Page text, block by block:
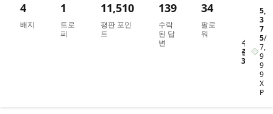
배지
4
트로
피
1
평판 포인
트
11,510
수락
된 답
변
139
팔로
워
34
수
준
5,
3
7
5/
7,
9
9
9
X
P